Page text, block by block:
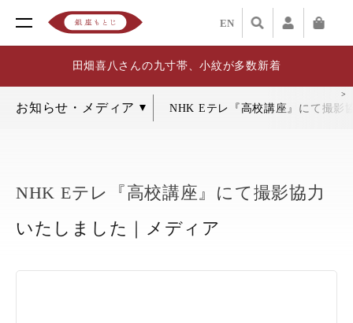
EN
田畑喜八さんの九寸帯、小紋が多数新着
NHK Eテレ『高校講座』にて撮影
NHK Eテレ『高校講座』にて撮影協力
いたしました｜メディア